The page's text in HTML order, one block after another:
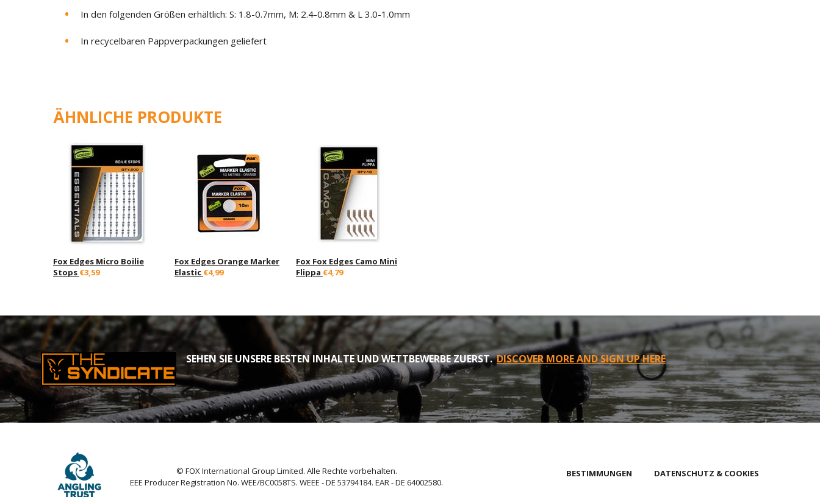
In den folgenden Größen erhältlich: S: 1.8-0.7mm, M: 2.4-0.8mm & L 3.0-1.0mm
In recycelbaren Pappverpackungen geliefert
ÄHNLICHE PRODUKTE
Fox Edges Micro Boilie
Stops €3,59
Fox Edges Orange Marker
Elastic €4,99
Fox Fox Edges Camo Mini
Flippa €4,79
SEHEN SIE UNSERE BESTEN INHALTE UND WETTBEWERBE ZUERST.DISCOVER MORE AND SIGN UP HERE
© FOX International Group Limited. Alle Rechte vorbehalten.
EEE Producer Registration No. WEE/BC0058TS. WEEE - DE 53794184. EAR - DE 64002580.
BESTIMMUNGEN DATENSCHUTZ & COOKIES